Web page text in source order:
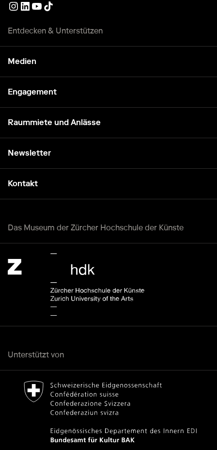
Externer Link
Externer Link
Externer Link
Externer Link
Entdecken & Unterstützen
Medien
Engagement
Raummiete und Anlässe
Newsletter
Kontakt
Das Museum der Zürcher Hochschule der Künste
Unterstützt von